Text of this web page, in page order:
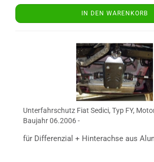
IN DEN WARENKORB
Unterfahrschutz Fiat Sedici, Typ FY,
Baujahr 06.2006 -
für Differenzial + Hinterachse aus